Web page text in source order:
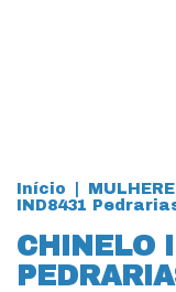
Início
IND8431
CHINELO